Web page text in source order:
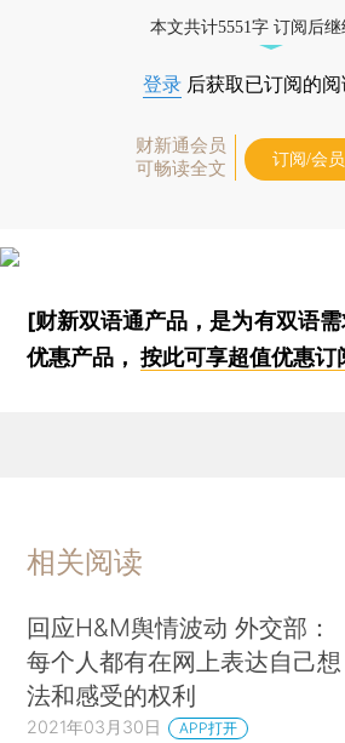
本文共计5551字 订阅后
登录 后获取已订阅的
财新通会员
可畅读全文
订阅/会
[财新双语通产品，是为有双语
优惠产品，按此可享超值优惠订
相关阅读
回应H&M舆情波动 外交部：
每个人都有在网上表达自己想
法和感受的权利
2021年03月30日 APP打开